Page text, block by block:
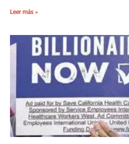
Leer más »